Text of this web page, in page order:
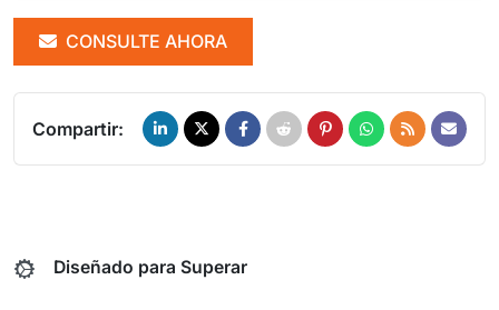
CONSULTE AHORA
Compartir:
Diseñado para Superar